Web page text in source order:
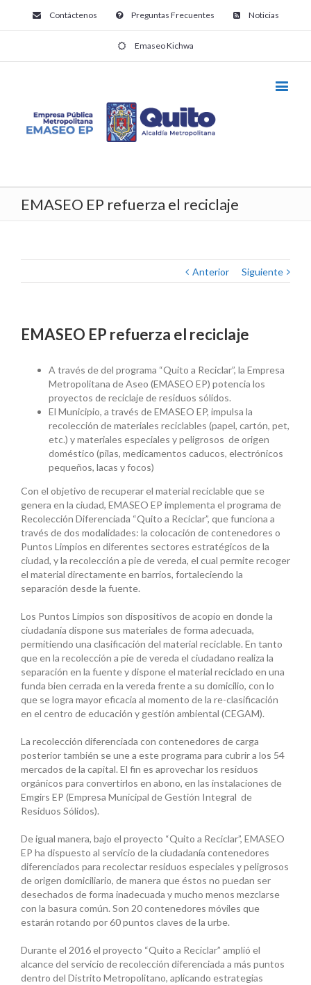
Contáctenos Preguntas Frecuentes Noticias
Emaseo Kichwa
EMASEO EP refuerza el reciclaje
Anterior Siguiente
EMASEO EP refuerza el reciclaje
A través de del programa “Quito a Reciclar”, la Empresa
Metropolitana de Aseo (EMASEO EP) potencia los
proyectos de reciclaje de residuos sólidos.
El Municipio, a través de EMASEO EP, impulsa la
recolección de materiales reciclables (papel, cartón, pet,
etc.) y materiales especiales y peligrosos de origen
doméstico (pilas, medicamentos caducos, electrónicos
pequeños, lacas y focos)
Con el objetivo de recuperar el material reciclable que se
genera en la ciudad, EMASEO EP implementa el programa de
Recolección Diferenciada “Quito a Reciclar”, que funciona a
través de dos modalidades: la colocación de contenedores o
Puntos Limpios en diferentes sectores estratégicos de la
ciudad, y la recolección a pie de vereda, el cual permite recoger
el material directamente en barrios, fortaleciendo la
separación desde la fuente.
Los Puntos Limpios son dispositivos de acopio en donde la
ciudadanía dispone sus materiales de forma adecuada,
permitiendo una clasificación del material reciclable. En tanto
que en la recolección a pie de vereda el ciudadano realiza la
separación en la fuente y dispone el material reciclado en una
funda bien cerrada en la vereda frente a su domicilio, con lo
que se logra mayor eficacia al momento de la re-clasificación
en el centro de educación y gestión ambiental (CEGAM).
La recolección diferenciada con contenedores de carga
posterior también se une a este programa para cubrir a los 54
mercados de la capital. El fin es aprovechar los residuos
orgánicos para convertirlos en abono, en las instalaciones de
Emgirs EP (Empresa Municipal de Gestión Integral de
Residuos Sólidos).
De igual manera, bajo el proyecto “Quito a Reciclar”, EMASEO
EP ha dispuesto al servicio de la ciudadanía contenedores
diferenciados para recolectar residuos especiales y peligrosos
de origen domiciliario, de manera que éstos no puedan ser
desechados de forma inadecuada y mucho menos mezclarse
con la basura común. Son 20 contenedores móviles que
estarán rotando por 60 puntos claves de la urbe.
Durante el 2016 el proyecto “Quito a Reciclar” amplió el
alcance del servicio de recolección diferenciada a más puntos
dentro del Distrito Metropolitano, aplicando estrategias